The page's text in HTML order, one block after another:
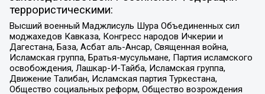
террористическими:
Высший военный Маджлисуль Шура Объединенных сил
моджахедов Кавказа, Конгресс народов Ичкерии и
Дагестана, База, Асбат аль-Ансар, Священная война,
Исламская группа, Братья-мусульмане, Партия исламского
освобождения, Лашкар-И-Тайба, Исламская группа,
Движение Талибан, Исламская партия Туркестана,
Общество социальных реформ, Общество возрождения